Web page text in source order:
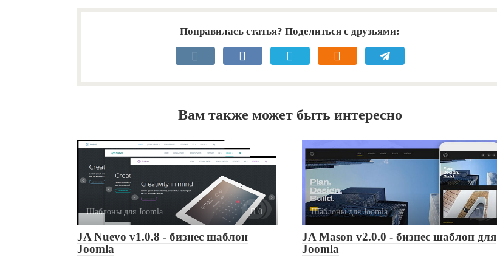
Понравилась статья? Поделиться с друзьями:
Вам также может быть интересно
Шаблоны для Joomla 0
JA Nuevo v1.0.8 - бизнес шаблон
Joomla
Шаблоны для Joomla 0
JA Mason v2.0.0 - бизнес шаблон для
Joomla